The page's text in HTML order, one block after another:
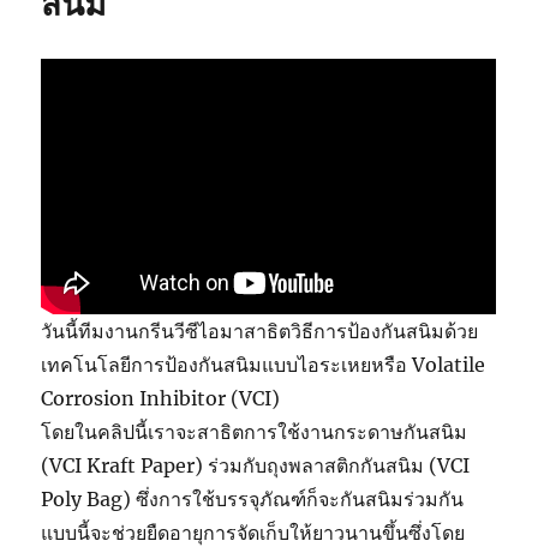
วันนี้ทีมงานกรีนวีซีไอมาสาธิตวิธีการป้องกันสนิมด้วย
เทคโนโลยีการป้องกันสนิมแบบไอระเหยหรือ Volatile
Corrosion Inhibitor (VCI)
โดยในคลิปนี้เราจะสาธิตการใช้งานกระดาษกันสนิม
(VCI Kraft Paper) ร่วมกับถุงพลาสติกกันสนิม (VCI
Poly Bag) ซึ่งการใช้บรรจุภัณฑ์ก็จะกันสนิมร่วมกัน
แบบนี้จะช่วยยืดอายุการจัดเก็บให้ยาวนานขึ้นซึ่งโดย